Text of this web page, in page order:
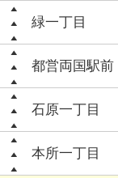
緑一丁目
都営両国駅前
石原一丁目
本所一丁目